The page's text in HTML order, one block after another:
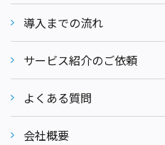
導入までの流れ
サービス紹介のご依頼
よくある質問
会社概要